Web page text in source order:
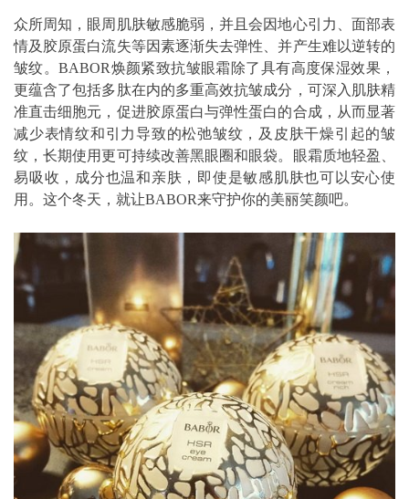
众所周知，眼周肌肤敏感脆弱，并且会因地心引力、面部表
情及胶原蛋白流失等因素逐渐失去弹性、并产生难以逆转的
皱纹。BABOR焕颜紧致抗皱眼霜除了具有高度保湿效果，
更蕴含了包括多肽在内的多重高效抗皱成分，可深入肌肤精
准直击细胞元，促进胶原蛋白与弹性蛋白的合成，从而显著
减少表情纹和引力导致的松弛皱纹，及皮肤干燥引起的皱
纹，长期使用更可持续改善黑眼圈和眼袋。眼霜质地轻盈、
易吸收，成分也温和亲肤，即使是敏感肌肤也可以安心使
用。这个冬天，就让BABOR来守护你的美丽笑颜吧。